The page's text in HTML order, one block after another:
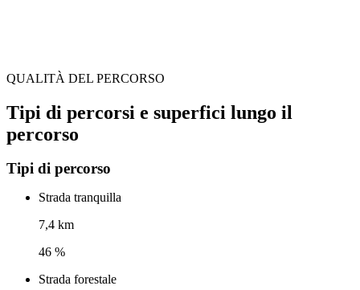
QUALITÀ DEL PERCORSO
Tipi di percorsi e superfici lungo il
percorso
Tipi di percorso
Strada tranquilla
7,4 km
46 %
Strada forestale